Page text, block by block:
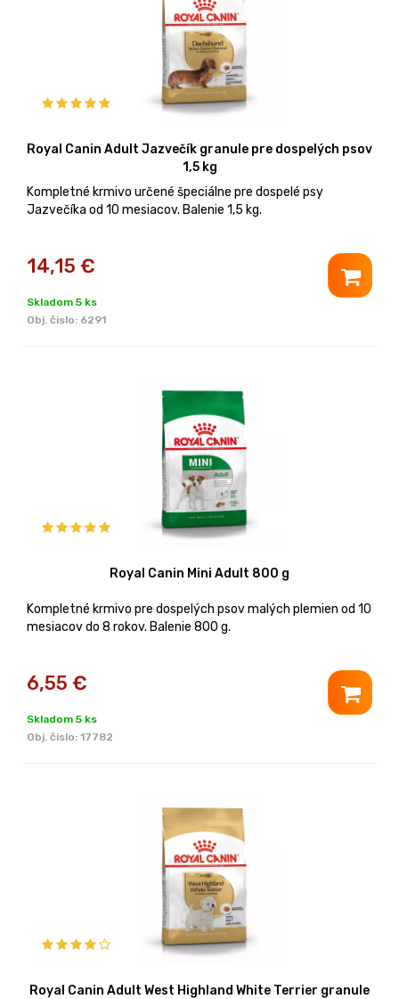
Royal Canin Adult Jazvečík granule pre dospelých psov
1,5 kg
Kompletné krmivo určené špeciálne pre dospelé psy
Jazvečíka od 10 mesiacov. Balenie 1,5 kg.
14,15 €
Skladom 5 ks
Obj. čislo: 6291
Royal Canin Mini Adult 800 g
Kompletné krmivo pre dospelých psov malých plemien od 10
mesiacov do 8 rokov. Balenie 800 g.
6,55 €
Skladom 5 ks
Obj. čislo: 17782
Royal Canin Adult West Highland White Terrier granule